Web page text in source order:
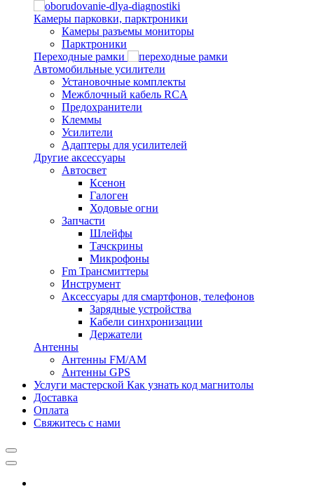
Камеры парковки, парктроники
Камеры разъемы мониторы
Парктроники
Переходные рамки
Автомобильные усилители
Установочные комплекты
Межблочный кабель RCA
Предохранители
Клеммы
Усилители
Адаптеры для усилителей
Другие аксессуары
Автосвет
Ксенон
Галоген
Ходовые огни
Запчасти
Шлейфы
Тачскрины
Микрофоны
Fm Трансмиттеры
Инструмент
Аксессуары для смартфонов, телефонов
Зарядные устройства
Кабели синхронизации
Держатели
Антенны
Антенны FM/AM
Антенны GPS
Услуги мастерской Как узнать код магнитолы
Доставка
Оплата
Свяжитесь с нами